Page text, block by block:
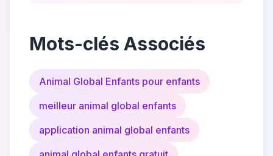
Mots-clés Associés
Animal Global Enfants pour enfants
meilleur animal global enfants
application animal global enfants